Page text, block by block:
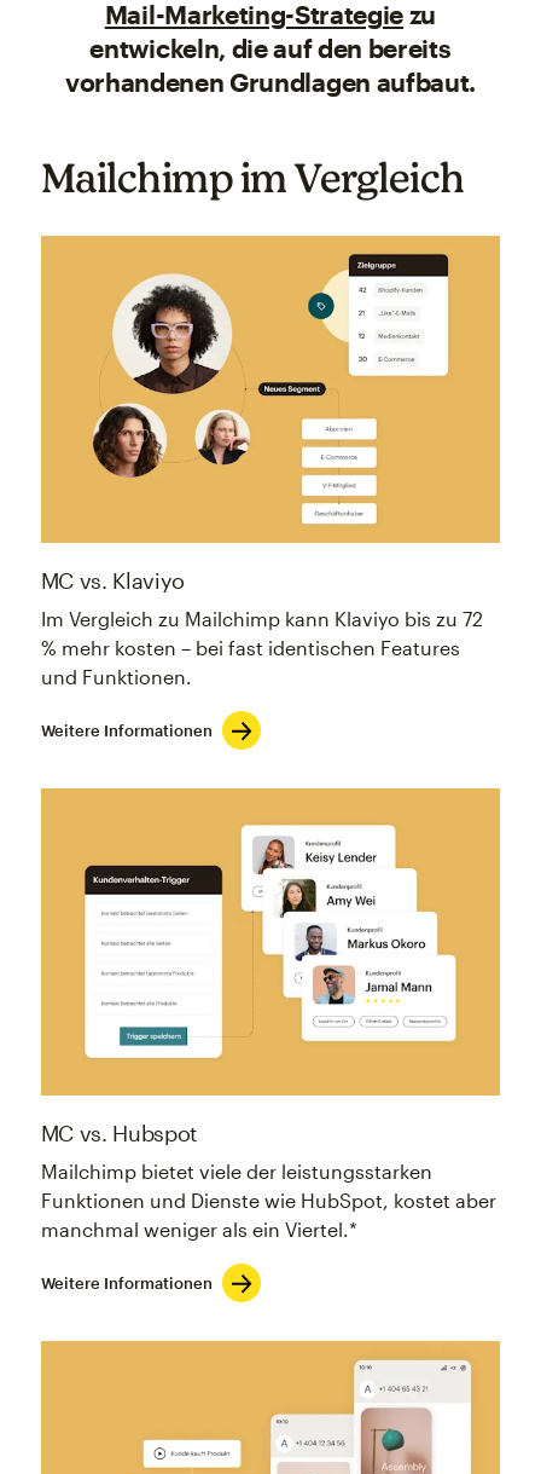
Mail-Marketing-Strategie zu
entwickeln, die auf den bereits
vorhandenen Grundlagen aufbaut.
Mailchimp im Vergleich
MC vs. Klaviyo
Im Vergleich zu Mailchimp kann Klaviyo bis zu 72
% mehr kosten – bei fast identischen Features
und Funktionen.
Weitere Informationen
MC vs. Hubspot
Mailchimp bietet viele der leistungsstarken
Funktionen und Dienste wie HubSpot, kostet aber
manchmal weniger als ein Viertel.*
Weitere Informationen